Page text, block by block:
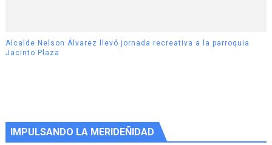
Alcalde Nelson Álvarez llevó jornada recreativa a la parroquia
Jacinto Plaza
IMPULSANDO LA MERIDEÑIDAD